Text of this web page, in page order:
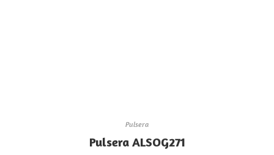
Pulsera
Pulsera ALSOG271